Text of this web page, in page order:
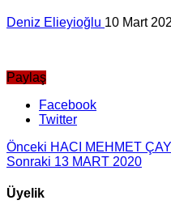
Deniz Elieyioğlu 10 Mart
Paylaş
Facebook
Twitter
Önceki HACI MEHMET
Sonraki 13 MART 2020
Üyelik